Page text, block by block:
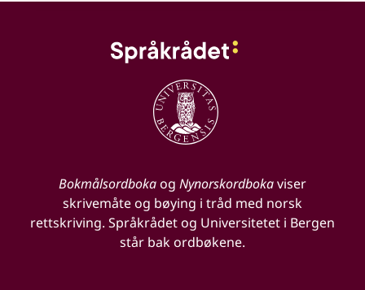
Bokmålsordbokaog Nynorskordbokaviser
skrivemåte og bøying i tråd med norsk
rettskriving. Språkrådet og Universitetet i Bergen
står bak ordbøkene.